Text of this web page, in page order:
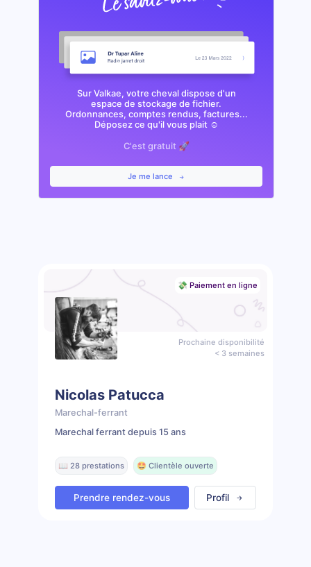
Sur Valkae, votre cheval dispose d'un
espace de stockage de fichier.
Ordonnances, comptes rendus, factures...
Déposez ce qu'il vous plait ☺️
C'est gratuit 🚀
Je me lance
💸 Paiement en ligne
Prochaine disponibilité
< 3 semaines
Nicolas Patucca
Marechal-ferrant
Marechal ferrant depuis 15 ans
📖 28 prestations 🤩 Clientèle ouverte
Prendre rendez-vous Profil